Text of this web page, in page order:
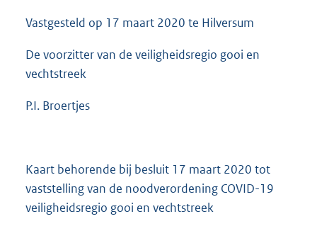
Vastgesteld op 17 maart 2020 te Hilversum
De voorzitter van de veiligheidsregio gooi en
vechtstreek
P.I. Broertjes
Kaart behorende bij besluit 17 maart 2020 tot
vaststelling van de noodverordening COVID-19
veiligheidsregio gooi en vechtstreek